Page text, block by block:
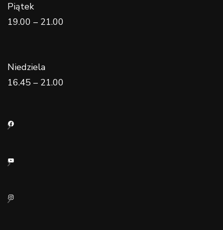
Piątek
19.00 – 21.00
Niedziela
16.45 – 21.00
Facebook
YouTube
Instagram